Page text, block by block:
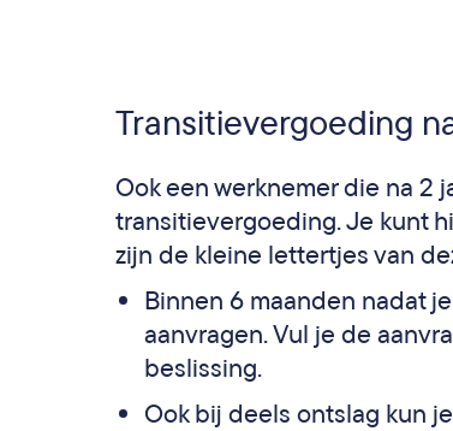
Transitievergoeding
Ook een werknemer die na 2
transitievergoeding. Je kunt
zijn de kleine lettertjes van
Binnen 6 maanden nadatje
aanvragen. Vul je de
beslissing.
Ook bij deels ontslag kun